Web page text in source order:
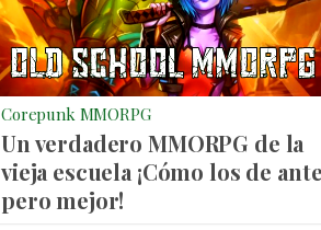
Corepunk MMORPG
Un verdadero MMORPG de la
vieja escuela ¡Cómo los de
pero mejor!